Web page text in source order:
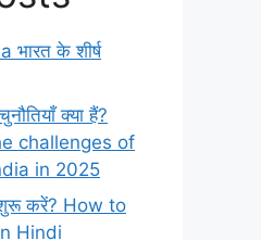
के शीर्ष
क्या हैं?
challenges of
in 2025
शुरू करें? How to
Hindi